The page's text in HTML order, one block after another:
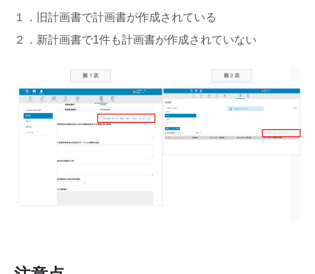
１．旧計画書で計画書が作成されている
２．新計画書で1件も計画書が作成されていない